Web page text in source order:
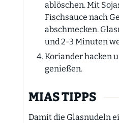
ablöschen. Mit
Fischsauce nach
abschmecken.
und 2-3 Minuten
Koriander hacken
genießen.
MIAS TIPPS
Damit die Glasnudeln